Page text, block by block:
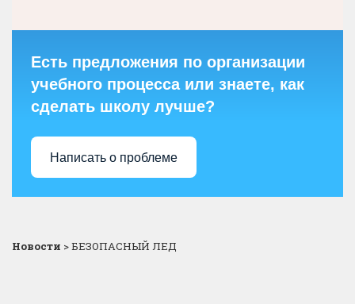
Есть предложения по организации
учебного процесса или знаете, как
сделать школу лучше?
Написать о проблеме
Новости >БЕЗОПАСНЫЙ ЛЕД